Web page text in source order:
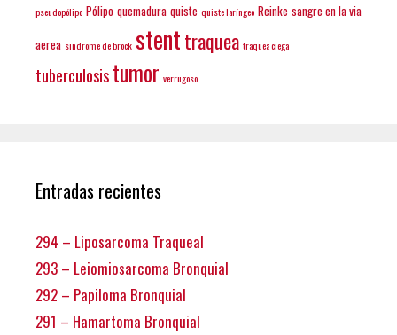
pseudopólipo Pólipo quemadura quiste quiste laríngeo Reinke sangre en la via
aerea sindrome de brock stenttraquea traquea ciega
tuberculosistumor verrugoso
Entradas recientes
294 – Liposarcoma Traqueal
293 – Leiomiosarcoma Bronquial
292 – Papiloma Bronquial
291 – Hamartoma Bronquial